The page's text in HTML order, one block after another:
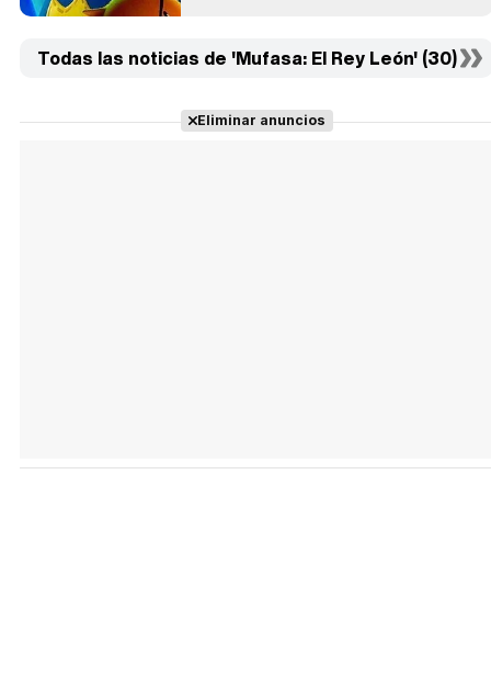
Todas las noticias de 'Mufasa: El Rey León' (30)
Eliminar anuncios